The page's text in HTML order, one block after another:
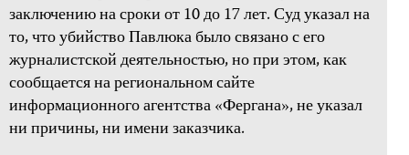
заключению на сроки от 10 до 17 лет. Суд указал на
то, что убийство Павлюка было связано с его
журналистской деятельностью, но при этом, как
сообщается на региональном сайте
информационного агентства «Фергана», не указал
ни причины, ни имени заказчика.